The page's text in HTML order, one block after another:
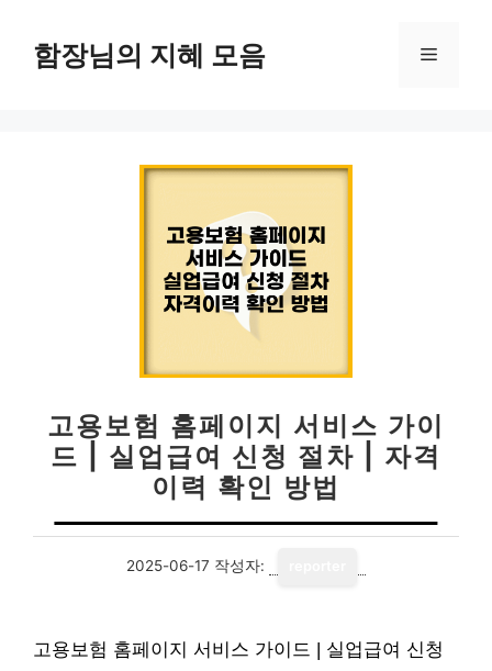
함장님의 지혜 모음 메
고용보험 홈페이지 서비스 가이
드 | 실업급여 신청 절차 | 자격
이력 확인 방법
2025-06-17 작성자:
고용보험 홈페이지 서비스 가이드 | 실업급여 신청